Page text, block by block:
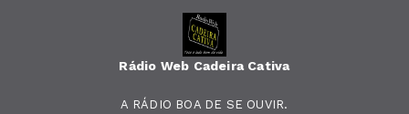
Rádio Web Cadeira Cativa
A RÁDIO BOA DE SE OUVIR.